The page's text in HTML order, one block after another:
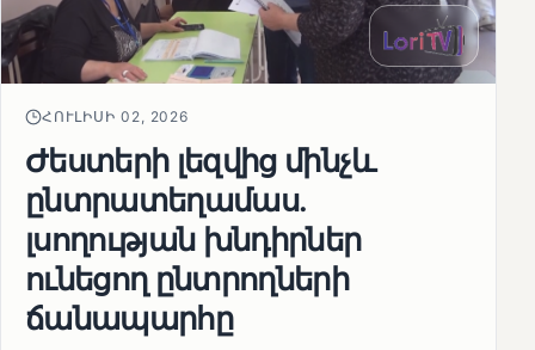
ՀՈՒԼԻՍԻ 02, 2026
Ժեստերի լեզվից մինչև
ընտրատեղամաս.
լսողության խնդիրներ
ունեցող ընտրողների
ճանապարհը